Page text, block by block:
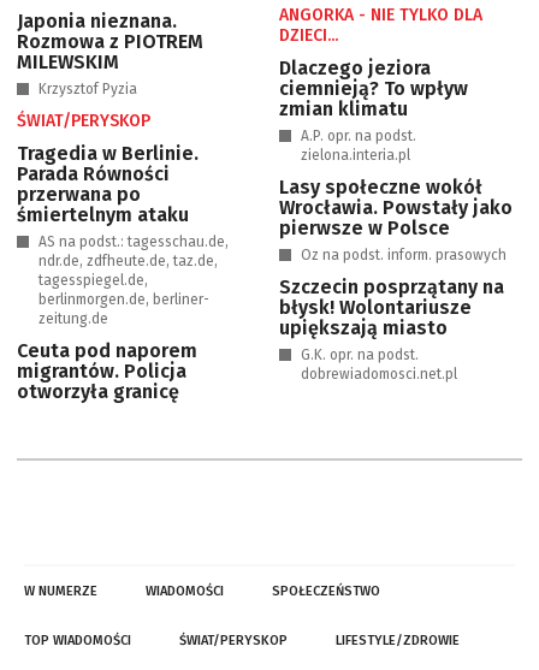
Japonia nieznana.
Rozmowa z PIOTREM
MILEWSKIM
Krzysztof Pyzia
ŚWIAT/PERYSKOP
Tragedia w Berlinie.
Parada Równości
przerwana po
śmiertelnym ataku
AS na podst.: tagesschau.de,
ndr.de, zdfheute.de, taz.de,
tagesspiegel.de,
berlinmorgen.de, berliner-
zeitung.de
Ceuta pod naporem
migrantów. Policja
otworzyła granicę
ANGORKA - NIE TYLKO DLA
DZIECI...
Dlaczego jeziora
ciemnieją? To wpływ
zmian klimatu
A.P. opr. na podst.
zielona.interia.pl
Lasy społeczne wokół
Wrocławia. Powstały jako
pierwsze w Polsce
Oz na podst. inform. prasowych
Szczecin posprzątany na
błysk! Wolontariusze
upiększają miasto
G.K. opr. na podst.
dobrewiadomosci.net.pl
W NUMERZE WIADOMOŚCI SPOŁECZEŃSTWO
TOP WIADOMOŚCI ŚWIAT/PERYSKOP LIFESTYLE/ZDROWIE